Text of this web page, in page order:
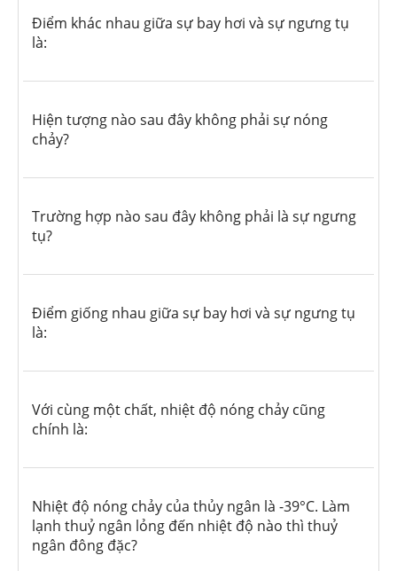
Điểm khác nhau giữa sự bay hơi và sự ngưng tụ
là:
Hiện tượng nào sau đây không phải sự nóng
chảy?
Trường hợp nào sau đây không phải là sự ngưng
tụ?
Điểm giống nhau giữa sự bay hơi và sự ngưng tụ
là:
Với cùng một chất, nhiệt độ nóng chảy cũng
chính là:
Nhiệt độ nóng chảy của thủy ngân là -39°C. Làm
lạnh thuỷ ngân lỏng đến nhiệt độ nào thì thuỷ
ngân đông đặc?